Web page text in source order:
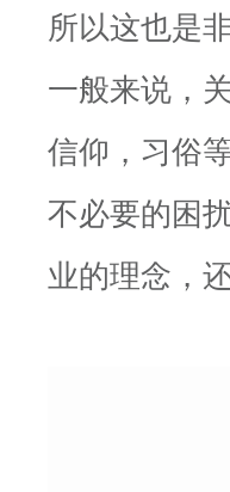
所以这也是
一般来说，
信仰，习俗
不必要的困
业的理念，